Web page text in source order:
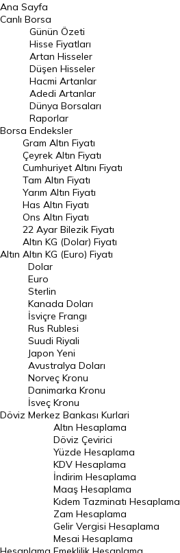
BIST 100 Hisseleri
En Çok Artan Hisseler
En Çok Düşen Hisseler
Hacmi Artanlar
Geçmiş Kapanışlar
Dünya Borsaları
Raporlar
Endeksler
DÖVİZ
Döviz Kuru
Dolar Kuru
Euro Kuru
Pound Kuru
Frank Kuru
Riyal Kuru
Avustralya Doları
Danimarka Kronu Kuru
Kanada Doları Kuru
Norveç Kronu Kuru
İsveç Kronu Kuru
Japon Yeni Kuru
Serbest Piyasa Döviz Kurları
Merkez Bankası Döviz Kurları
Ana Sayfa
Canlı Borsa
Borsa
Günün Özeti
Hisse Fiyatları
Artan Hisseler
Düşen Hisseler
Hacmi Artanlar
Adedi Artanlar
Dünya Borsaları
Raporlar
Endeksler
Altın
Gram Altın Fiyatı
Çeyrek Altın Fiyatı
Cumhuriyet Altını Fiyatı
Tam Altın Fiyatı
Yarım Altın Fiyatı
Has Altın Fiyatı
Ons Altın Fiyatı
22 Ayar Bilezik Fiyatı
Altın KG (Dolar) Fiyatı
Altın KG (Euro) Fiyatı
Döviz
Dolar
Euro
Sterlin
Kanada Doları
İsviçre Frangı
Rus Rublesi
Suudi Riyali
Japon Yeni
Avustralya Doları
Norveç Kronu
Danimarka Kronu
İsveç Kronu
Merkez Bankası Kurlari
Altın Hesaplama
Döviz Çevirici
Yüzde Hesaplama
KDV Hesaplama
İndirim Hesaplama
Maaş Hesaplama
Kıdem Tazminatı Hesaplama
Zam Hesaplama
Gelir Vergisi Hesaplama
Mesai Hesaplama